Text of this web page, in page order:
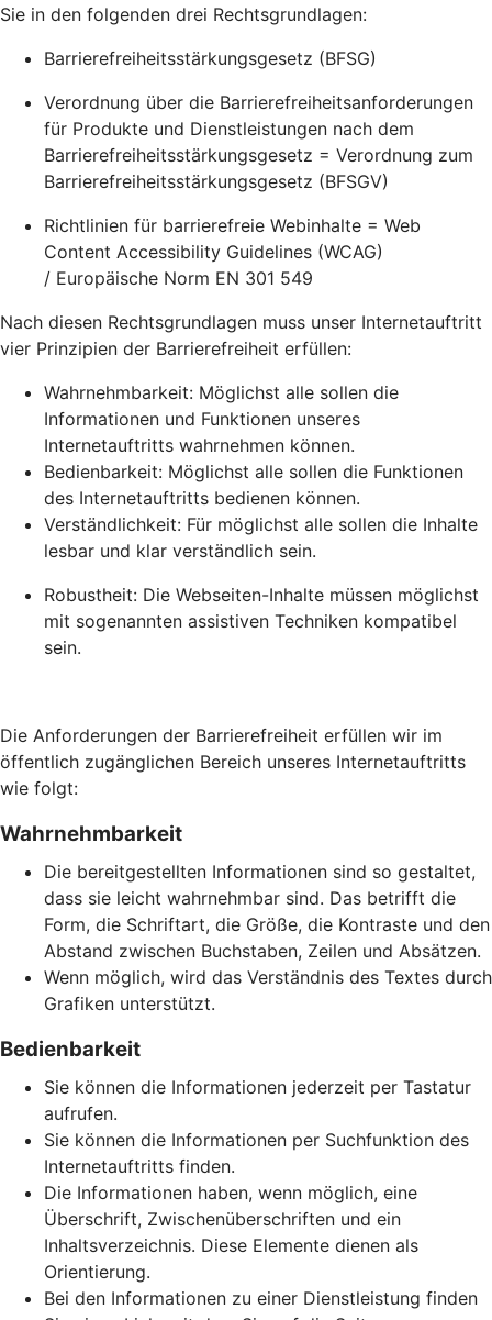
Sie in den folgenden drei Rechtsgrundlagen:
Barrierefreiheitsstärkungsgesetz (BFSG)
Verordnung über die Barrierefreiheitsanforderungen
für Produkte und Dienstleistungen nach dem
Barrierefreiheitsstärkungsgesetz = Verordnung zum
Barrierefreiheitsstärkungsgesetz (BFSGV)
Richtlinien für barrierefreie Webinhalte = Web
Content Accessibility Guidelines (WCAG)
/ Europäische Norm EN 301 549
Nach diesen Rechtsgrundlagen muss unser Internetauftritt
vier Prinzipien der Barrierefreiheit erfüllen:
Wahrnehmbarkeit: Möglichst alle sollen die
Informationen und Funktionen unseres
Internetauftritts wahrnehmen können.
Bedienbarkeit: Möglichst alle sollen die Funktionen
des Internetauftritts bedienen können.
Verständlichkeit: Für möglichst alle sollen die Inhalte
lesbar und klar verständlich sein.
Robustheit: Die Webseiten-Inhalte müssen möglichst
mit sogenannten assistiven Techniken kompatibel
sein.
Die Anforderungen der Barrierefreiheit erfüllen wir im
öffentlich zugänglichen Bereich unseres Internetauftritts
wie folgt:
Wahrnehmbarkeit
Die bereitgestellten Informationen sind so gestaltet,
dass sie leicht wahrnehmbar sind. Das betrifft die
Form, die Schriftart, die Größe, die Kontraste und den
Abstand zwischen Buchstaben, Zeilen und Absätzen.
Wenn möglich, wird das Verständnis des Textes durch
Grafiken unterstützt.
Bedienbarkeit
Sie können die Informationen jederzeit per Tastatur
aufrufen.
Sie können die Informationen per Suchfunktion des
Internetauftritts finden.
Die Informationen haben, wenn möglich, eine
Überschrift, Zwischenüberschriften und ein
Inhaltsverzeichnis. Diese Elemente dienen als
Orientierung.
Bei den Informationen zu einer Dienstleistung finden